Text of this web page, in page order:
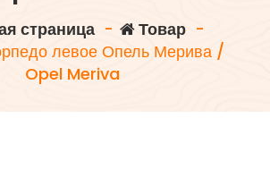
страница- Товар-
левое Опель Мерива /
Opel Meriva